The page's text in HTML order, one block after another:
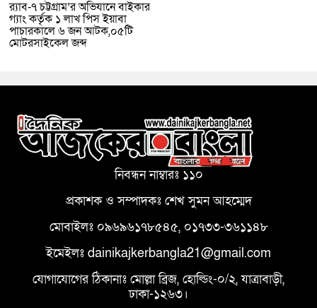
র‌্যাব-৭ চট্টগ্রাম’র অভিযানে বাইকার
গ্যাং কর্তৃক ১ লাখ পিস ইয়াবা
পাচারকালে ৬ জন আটক,০৫টি
মোটরসাইকেল জব্দ
নিবন্ধন নাম্বারঃ ১১০
প্রকাশক ও সম্পাদকঃ শেখ সুমন আহম্মেদ
মোবাইলঃ ০৯৬৯৬১৭৮৫৪৫, ০১৭৩৩-৩৬১১৪৮
ইমেইলঃ dainikajkerbangla21@gmail.com
যোগাযোগের ঠিকানাঃ মোল্লা ব্রিজ, হোল্ডিং-০/২, যাত্রাবাড়ী,
ঢাকা-১২৬৩।